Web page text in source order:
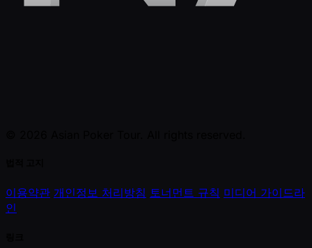
이용약관 개인정보 처리방침 토너먼트 규칙 미디어 가이드라
인